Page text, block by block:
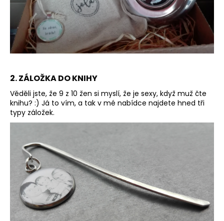
2. ZÁLOŽKA DO KNIHY
Věděli jste, že 9 z 10 žen si myslí, že je sexy, když muž čte
knihu? :) Já to vím, a tak v mé nabídce najdete hned tři
typy záložek.
|
OCELOVÉ
PÁROVÉ
NÁRAMKY
S
GRAVÍROVÁNÍM
Kč